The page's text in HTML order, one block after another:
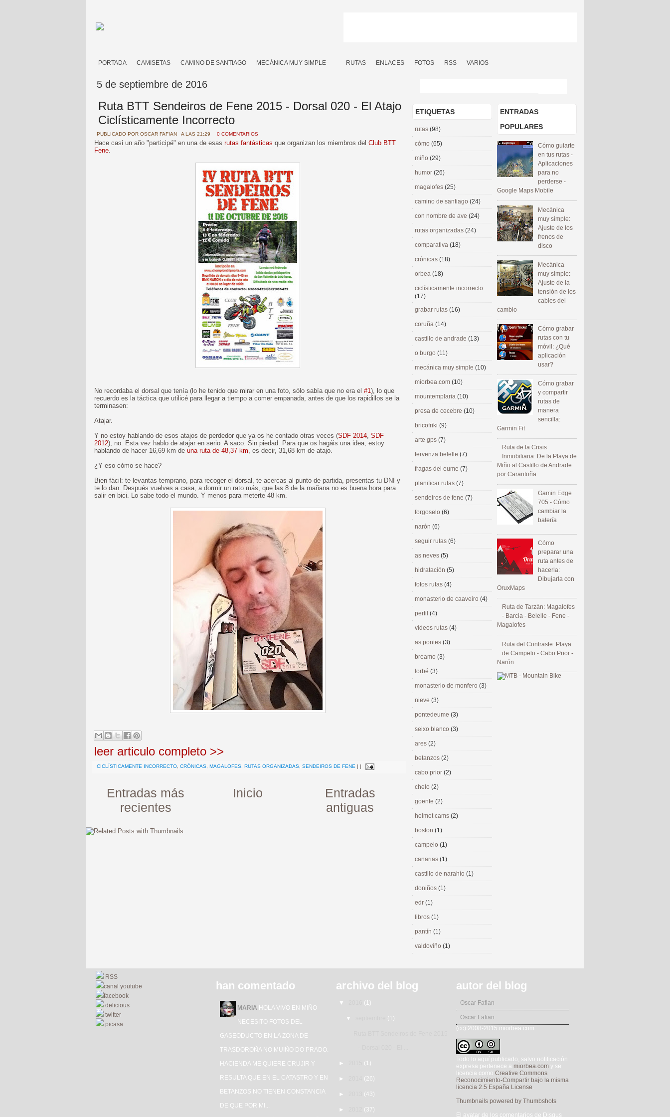
PORTADA CAMISETAS CAMINO DE SANTIAGO MECÁNICA MUY SIMPLE RUTAS ENLACES FOTOS RSS VARIOS
5 de septiembre de 2016
Ruta BTT Sendeiros de Fene 2015 - Dorsal 020 - El Atajo
Ciclísticamente Incorrecto
PUBLICADO POR OSCAR FAFIAN A LAS 21:29 0 COMENTARIOS
Hace casi un año "participé" en una de esas rutas fantásticas que organizan los miembros del Club BTT
Fene.
No recordaba el dorsal que tenía (lo he tenido que mirar en una foto, sólo sabía que no era el #1), lo que
recuerdo es la táctica que utilicé para llegar a tiempo a comer empanada, antes de que los rapidillos se la
terminasen:
Atajar.
Y no estoy hablando de esos atajos de perdedor que ya os he contado otras veces (SDF 2014, SDF
2012), no. Esta vez hablo de atajar en serio. A saco. Sin piedad. Para que os hagáis una idea, estoy
hablando de hacer 16,69 km de una ruta de 48,37 km, es decir, 31,68 km de atajo.
¿Y eso cómo se hace?
Bien fácil: te levantas temprano, para recoger el dorsal, te acercas al punto de partida, presentas tu DNI y
te lo dan. Después vuelves a casa, a dormir un rato más, que las 8 de la mañana no es buena hora para
salir en bici. Lo sabe todo el mundo. Y menos para meterte 48 km.
leer articulo completo >>
CICLÍSTICAMENTE INCORRECTO CRÓNICAS MAGALOFES RUTAS ORGANIZADAS SENDEIROS DE FENE | |
Entradas más
recientes
Entradas
antiguas
Inicio
ENTRADAS
POPULARES
Cómo guiarte
en tus rutas -
Aplicaciones
para no
perderse -
Google Maps Mobile
Mecánica
muy simple:
Ajuste de los
frenos de
disco
Mecánica
muy simple:
Ajuste de la
tensión de los
cables del
cambio
Cómo grabar
rutas con tu
móvil: ¿Qué
aplicación
usar?
Cómo grabar
y compartir
rutas de
manera
sencilla:
Garmin Fit
Ruta de la Crisis
Inmobiliaria: De la Playa de
Miño al Castillo de Andrade
por Carantoña
Gamin Edge
705 - Cómo
cambiar la
batería
Cómo
preparar una
ruta antes de
hacerla:
Dibujarla con
OruxMaps
Ruta de Tarzán: Magalofes
- Barcia - Belelle - Fene -
Magalofes
Ruta del Contraste: Playa
de Campelo - Cabo Prior -
Narón
ETIQUETAS
rutas (98)
cómo (65)
miño (29)
humor (26)
magalofes (25)
camino de santiago (24)
con nombre de ave (24)
rutas organizadas (24)
comparativa (18)
crónicas (18)
orbea (18)
ciclísticamente incorrecto
(17)
grabar rutas (16)
coruña (14)
castillo de andrade (13)
o burgo (11)
mecánica muy simple (10)
miorbea.com (10)
mountemplaria (10)
presa de cecebre (10)
bricofriki (9)
arte gps (7)
fervenza belelle (7)
fragas del eume (7)
planificar rutas (7)
sendeiros de fene (7)
forgoselo (6)
narón (6)
seguir rutas (6)
as neves (5)
hidratación (5)
fotos rutas (4)
monasterio de caaveiro (4)
perfil (4)
vídeos rutas (4)
as pontes (3)
breamo (3)
lorbé (3)
monasterio de monfero (3)
nieve (3)
pontedeume (3)
seixo blanco (3)
ares (2)
betanzos (2)
cabo prior (2)
chelo (2)
goente (2)
helmet cams (2)
boston (1)
campelo (1)
canarias (1)
castillo de narahío (1)
doniños (1)
edr (1)
libros (1)
pantín (1)
valdoviño (1)
RSS
canal youtube
facebook
delicious
twitter
picasa
han comentado
MARIA HOLA VIVO EN MIÑO
NECESITO FOTOS DEL
GASEODUCTO EN LA ZONA DE
TRASDOROÑA NO MUIÑO DO PRADO.
HACIENDA ME QUIERE CRUJIR Y
RESULTA QUE EN EL CATASTRO Y EN
BETANZOS NO TIENEN CONSTANCIA
DE QUE POR MI...
archivo del blog
▼ (1)
▼ (1)
► (1)
► (26)
► (43)
► (37)
autor del blog
Oscar Fafian
Oscar Fafian
(cc) 2008-2015 miorbea.com
Todo lo aquí publicado, salvo notificación
expresa pertenece a miorbea.com y se
licencia como Creative Commons
Reconocimiento-Compartir bajo la misma
licencia 2.5 España License.
Thumbnails powered by Thumbshots
El avatar de los comentarios de Disqus